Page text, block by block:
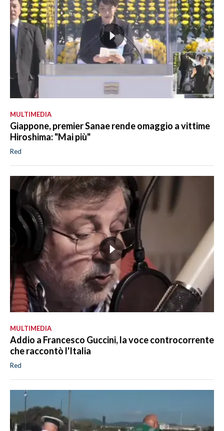
MULTIMEDIA
Giappone, premier Sanae rende omaggio a vittime
Hiroshima: "Mai più"
Red
MULTIMEDIA
Addio a Francesco Guccini, la voce controcorrente
che raccontò l'Italia
Red